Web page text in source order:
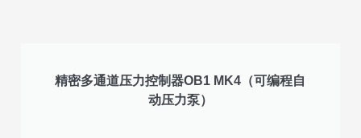
精密多通道压力控制器OB1 MK4（可编程自
动压力泵）